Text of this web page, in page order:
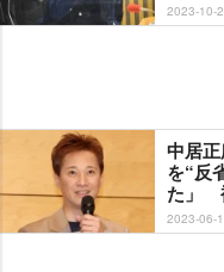
2023-10-
中居
を“反
た」
2023-06-